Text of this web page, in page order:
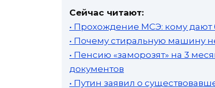
Сейчас читают:
• Прохождение МСЭ: кому дают
• Почему стиральную машину
• Пенсию «заморозят» на 3
документов
• Путин заявил о